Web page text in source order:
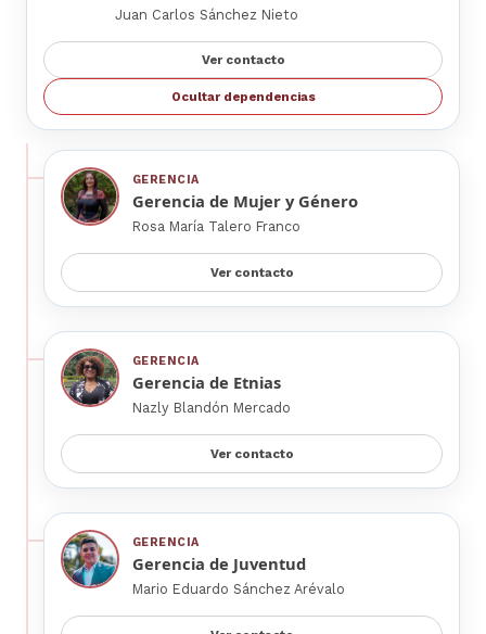
Juan Carlos Sánchez Nieto
Ver contacto
Ocultar dependencias
GERENCIA
Gerencia de Mujer y Género
Rosa María Talero Franco
Ver contacto
GERENCIA
Gerencia de Etnias
Nazly Blandón Mercado
Ver contacto
GERENCIA
Gerencia de Juventud
Mario Eduardo Sánchez Arévalo